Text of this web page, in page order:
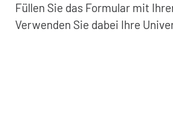
Füllen Sie das Formular mit
Verwenden Sie dabei Ihre